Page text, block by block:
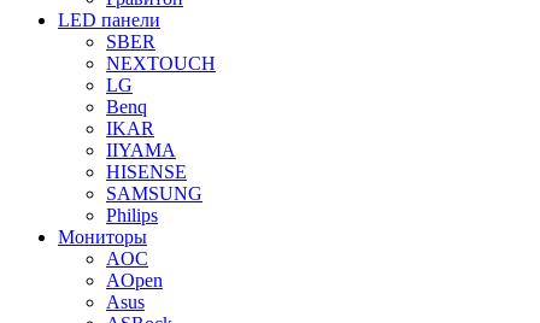
LED панели
SBER
NEXTOUCH
LG
Benq
IKAR
IIYAMA
HISENSE
SAMSUNG
Philips
Мониторы
AOC
AOpen
Asus